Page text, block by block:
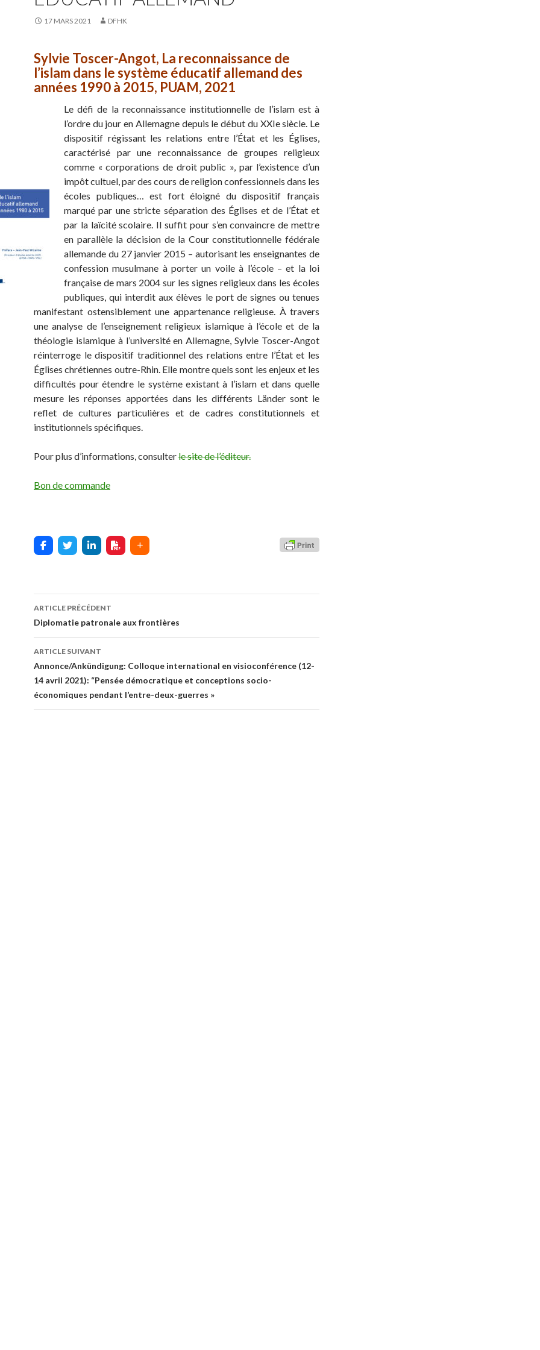
17 MARS 2021 DFHK
Sylvie Toscer-Angot, La reconnaissance de
l’islam dans le système éducatif allemand des
années 1990 à 2015, PUAM, 2021
Le défi de la reconnaissance institutionnelle de l’islam est à
l’ordre du jour en Allemagne depuis le début du XXIe siècle. Le
dispositif régissant les relations entre l’État et les Églises,
caractérisé par une reconnaissance de groupes religieux
comme « corporations de droit public », par l’existence d’un
impôt cultuel, par des cours de religion confessionnels dans les
écoles publiques… est fort éloigné du dispositif français
marqué par une stricte séparation des Églises et de l’État et
par la laïcité scolaire. Il suffit pour s’en convaincre de mettre
en parallèle la décision de la Cour constitutionnelle fédérale
allemande du 27 janvier 2015 – autorisant les enseignantes de
confession musulmane à porter un voile à l’école – et la loi
française de mars 2004 sur les signes religieux dans les écoles
publiques, qui interdit aux élèves le port de signes ou tenues
manifestant ostensiblement une appartenance religieuse. À travers
une analyse de l’enseignement religieux islamique à l’école et de la
théologie islamique à l’université en Allemagne, Sylvie Toscer-Angot
réinterroge le dispositif traditionnel des relations entre l’État et les
Églises chrétiennes outre-Rhin. Elle montre quels sont les enjeux et les
difficultés pour étendre le système existant à l’islam et dans quelle
mesure les réponses apportées dans les différents Länder sont le
reflet de cultures particulières et de cadres constitutionnels et
institutionnels spécifiques.
Pour plus d’informations, consulterle site de l’éditeur.
Bon de commande
Navigation
des
articles
ARTICLE PRÉCÉDENT
Diplomatie patronale aux frontières
ARTICLE SUIVANT
Annonce/Ankündigung: Colloque international en visioconférence (12-
14 avril 2021): “Pensée démocratique et conceptions socio-
économiques pendant l’entre-deux-guerres »